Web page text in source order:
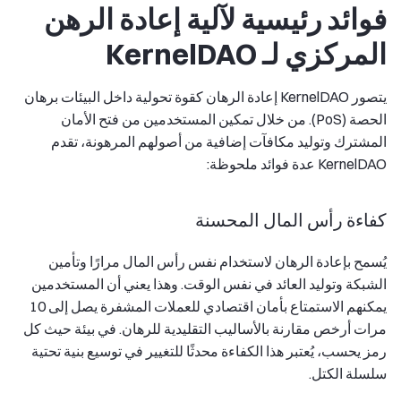
فوائد رئيسية لآلية إعادة الرهن
المركزي لـ KernelDAO
يتصور KernelDAO إعادة الرهان كقوة تحولية داخل البيئات برهان
الحصة (PoS). من خلال تمكين المستخدمين من فتح الأمان
المشترك وتوليد مكافآت إضافية من أصولهم المرهونة، تقدم
KernelDAO عدة فوائد ملحوظة:
كفاءة رأس المال المحسنة
يُسمح بإعادة الرهان لاستخدام نفس رأس المال مرارًا وتأمين
الشبكة وتوليد العائد في نفس الوقت. وهذا يعني أن المستخدمين
يمكنهم الاستمتاع بأمان اقتصادي للعملات المشفرة يصل إلى 10
مرات أرخص مقارنة بالأساليب التقليدية للرهان. في بيئة حيث كل
رمز يحسب، يُعتبر هذا الكفاءة محدثًا للتغيير في توسيع بنية تحتية
سلسلة الكتل.